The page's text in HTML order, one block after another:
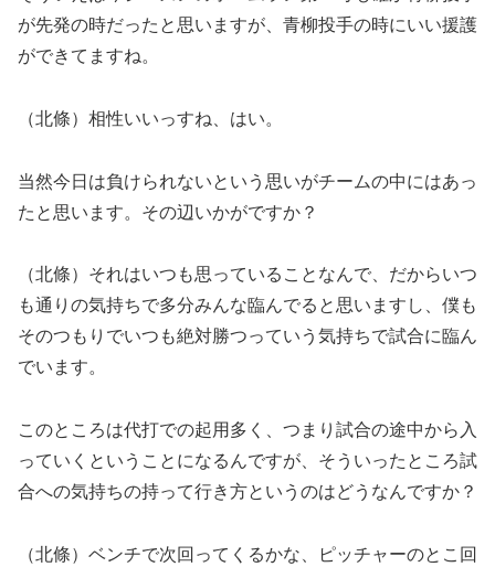
が先発の時だったと思いますが、青柳投手の時にいい援護
ができてますね。
（北條）相性いいっすね、はい。
当然今日は負けられないという思いがチームの中にはあっ
たと思います。その辺いかがですか？
（北條）それはいつも思っていることなんで、だからいつ
も通りの気持ちで多分みんな臨んでると思いますし、僕も
そのつもりでいつも絶対勝つっていう気持ちで試合に臨ん
でいます。
このところは代打での起用多く、つまり試合の途中から入
っていくということになるんですが、そういったところ試
合への気持ちの持って行き方というのはどうなんですか？
（北條）ベンチで次回ってくるかな、ピッチャーのとこ回